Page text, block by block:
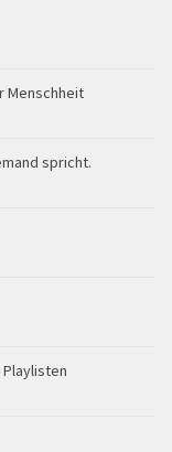
Menschheit
spricht.